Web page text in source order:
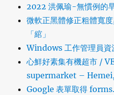
2022 洪佩瑜-無慣例的
微軟正黑體修正粗體寬度
「綰」
Windows 工作管理員資
心鮮好素集有機超市 /
supermarket –
Google 表單取得